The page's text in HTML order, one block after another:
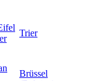
Trier
Brüssel